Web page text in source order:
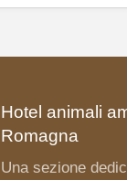
Hotel animali
Romagna
Una sezione